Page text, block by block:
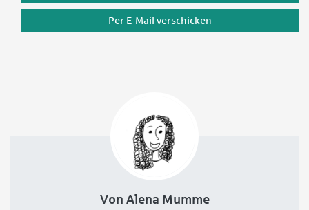
Per E-Mail verschicken
Von Alena Mumme